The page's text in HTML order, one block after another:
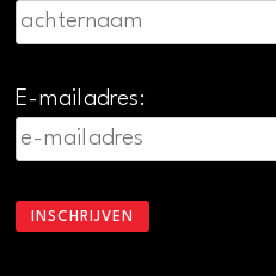
E-mailadres: